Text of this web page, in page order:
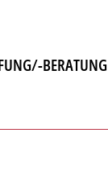
BERATUNG